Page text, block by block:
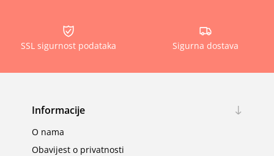
SSL sigurnost podataka Sigurna dostava
Informacije
O nama
Obavijest o privatnosti